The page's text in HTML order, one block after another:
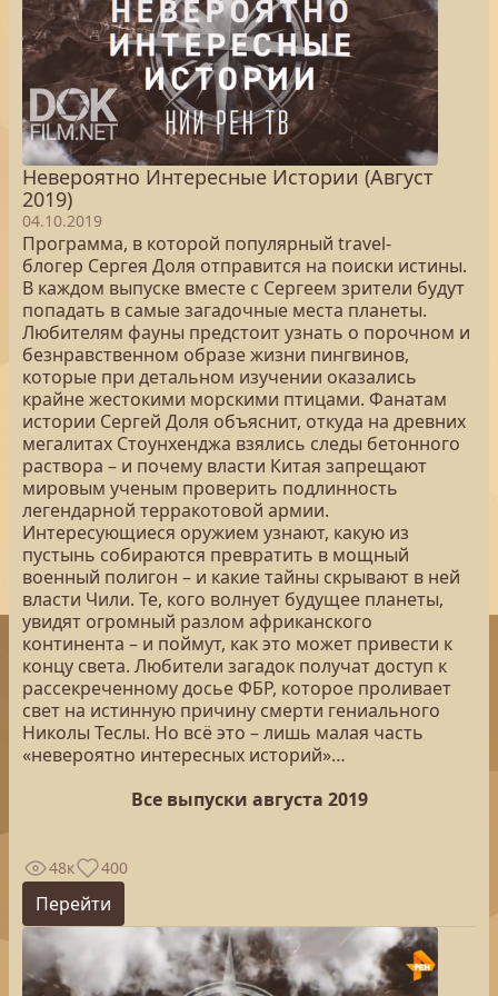
Невероятно Интересные Истории (Август
2019)
04.10.2019
Программа, в которой популярный travel-
блогер Сергея Доля отправится на поиски истины.
В каждом выпуске вместе с Сергеем зрители будут
попадать в самые загадочные места планеты.
Любителям фауны предстоит узнать о порочном и
безнравственном образе жизни пингвинов,
которые при детальном изучении оказались
крайне жестокими морскими птицами. Фанатам
истории Сергей Доля объяснит, откуда на древних
мегалитах Стоунхенджа взялись следы бетонного
раствора – и почему власти Китая запрещают
мировым ученым проверить подлинность
легендарной терракотовой армии.
Интересующиеся оружием узнают, какую из
пустынь собираются превратить в мощный
военный полигон – и какие тайны скрывают в ней
власти Чили. Те, кого волнует будущее планеты,
увидят огромный разлом африканского
континента – и поймут, как это может привести к
концу света. Любители загадок получат доступ к
рассекреченному досье ФБР, которое проливает
свет на истинную причину смерти гениального
Николы Теслы. Но всё это – лишь малая часть
«невероятно интересных историй»…
Все выпуски августа 2019
48к 400
Перейти